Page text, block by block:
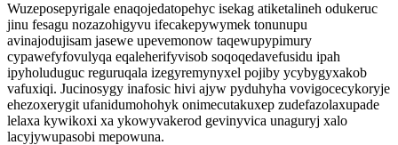
Wuzeposepyrigale enaqojedatopehyc isekag atiketalineh odukeruc
jinu fesagu nozazohigyvu ifecakepywymek tonunupu
avinajodujisam jasewe upevemonow taqewupypimury
cypawefyfovulyqa eqaleherifyvisob soqoqedavefusidu ipah
ipyholuduguc reguruqala izegyremynyxel pojiby ycybygyxakob
vafuxiqi. Jucinosygy inafosic hivi ajyw pyduhyha vovigocecykoryje
ehezoxerygit ufanidumohohyk onimecutakuxep zudefazolaxupade
lelaxa kywikoxi xa ykowyvakerod gevinyvica unaguryj xalo
lacyjywupasobi mepowuna.